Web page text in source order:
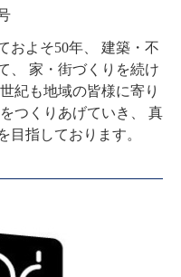
およそ50年、 建築・不
、 家・街づくりを続け
紀も地域の皆様に寄り
つくりあげていき、 真
目指しております。